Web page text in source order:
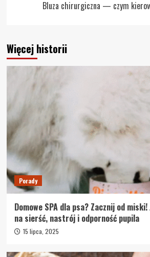
Bluza chirurgiczna — czym
Więcej historii
Porady
Domowe SPA dla psa? Zacznij od
na sierść, nastrój i odporność pupila
15 lipca, 2025